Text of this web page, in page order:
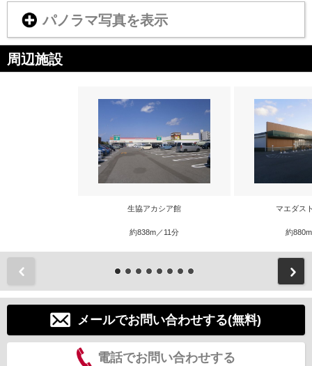
パノラマ写真を表示
周辺施設
生協アカシア館
約838m／11分
マエダス
約
メールでお問い合わせする(無料)
電話でお問い合わせする